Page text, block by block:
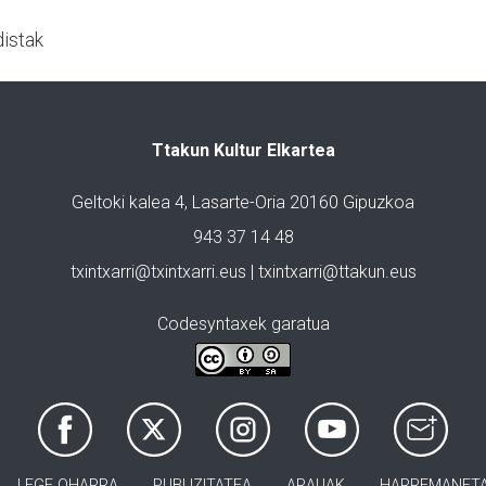
Ttakun Kultur Elkartea
Geltoki kalea 4, Lasarte-Oria 20160 Gipuzkoa
943 37 14 48
txintxarri@txintxarri.eus | txintxarri@ttakun.eus
Codesyntaxek garatua